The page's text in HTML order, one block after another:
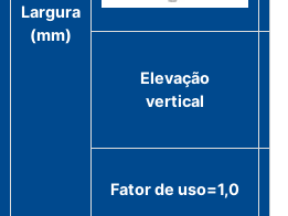
Largura
(mm)
Elevação
vertical
Fator de uso=1,0